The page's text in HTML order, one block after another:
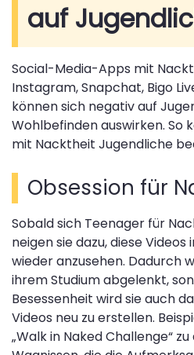
auf
Social-Media-Apps mit
Instagram, Snapchat, Bigo
können sich negativ auf
Wohlbefinden auswirken. So
mit Nacktheit Jugendliche
Obsession für
Sobald sich Teenager für
neigen sie dazu, diese
wieder anzusehen. Dadurch
ihrem Studium abgelenkt,
Besessenheit wird sie auch
Videos neu zu erstellen.
„Walk in Naked Challenge“